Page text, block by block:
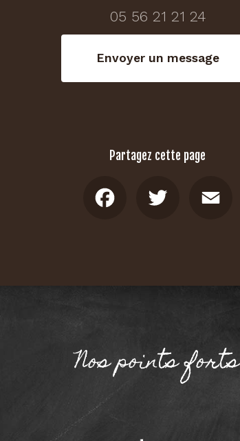
05 56 21 21 24
Envoyer un message
Partagez cette page
Nos points forts